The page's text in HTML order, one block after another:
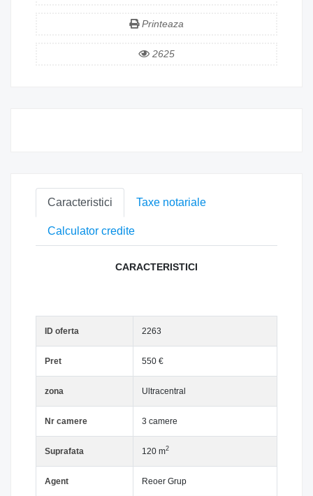
Printeaza
2625
Caracteristici Taxe notariale
Calculator credite
CARACTERISTICI
ID oferta 2263
Pret 550 €
zona Ultracentral
Nr camere 3 camere
Suprafata 120 m2
Agent Reoer Grup